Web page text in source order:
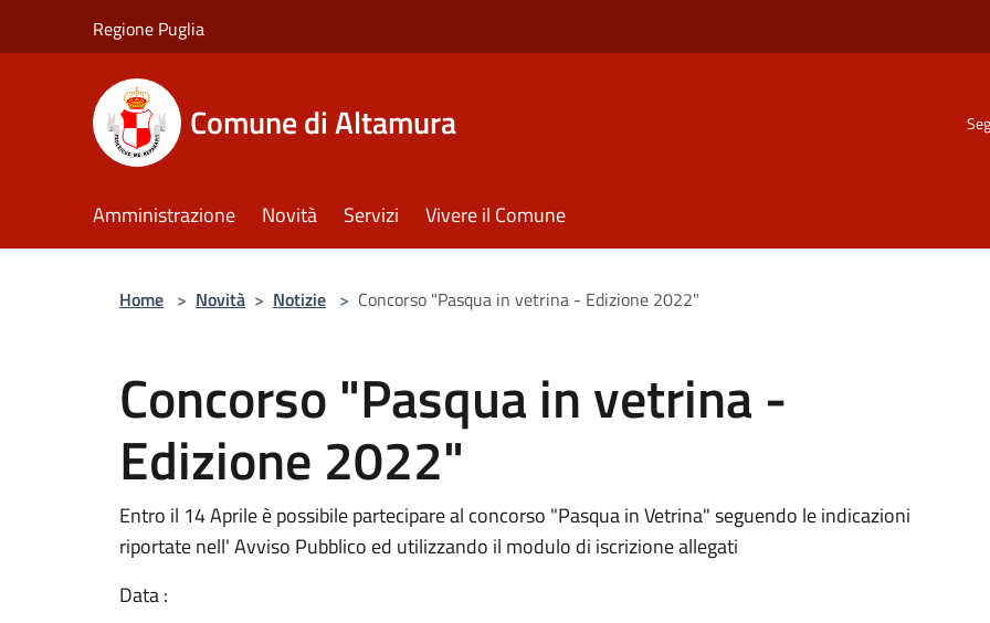
Regione Puglia
Comune di Altamura
Amministrazione Novità Servizi Vivere il Comune
Home > Novità > Notizie > Concorso "Pasqua in vetrina - Edizione 2022"
Concorso "Pasqua in vetrina -
Edizione 2022"
Entro il 14 Aprile è possibile partecipare al concorso "Pasqua in Vetrina" seguendo le indicazioni
riportate nell' Avviso Pubblico ed utilizzando il modulo di iscrizione allegati
Data :